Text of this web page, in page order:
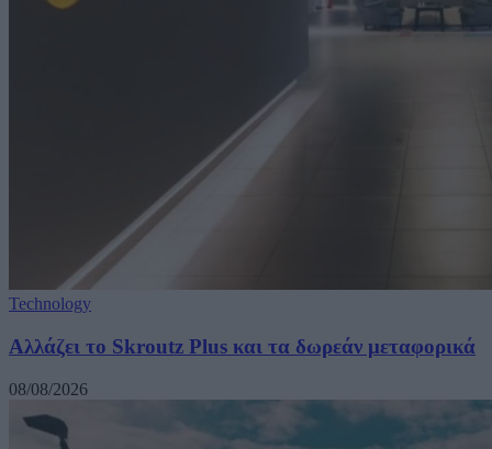
Technology
Αλλάζει το Skroutz Plus και τα δωρεάν μεταφορικά
08/08/2026